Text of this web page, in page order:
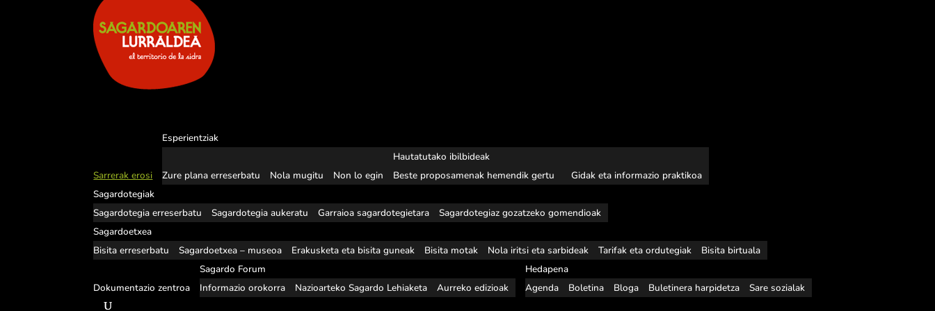
Sarrerak erosi
Esperientziak
Zure plana erreserbatu Nola mugitu Non lo egin
Hautatutako ibilbideak
Beste proposamenak hemendik gertu
Gidak eta informazio praktikoa
Sagardotegiak
Sagardotegia erreserbatu
Sagardotegia aukeratu Garraioa sagardotegietara
Sagardotegiaz gozatzeko gomendioak
Sagardoetxea
Bisita erreserbatu
Sagardoetxea – museoa Erakusketa eta bisita guneak Bisita motak Nola iritsi eta sarbideak Tarifak eta ordutegiak Bisita birtuala
Dokumentazio zentroa
Sagardo Forum
Informazio orokorra
Nazioarteko Sagardo Lehiaketa Aurreko edizioak
Hedapena
Agenda
Boletina Bloga Buletinera harpidetza Sare sozialak